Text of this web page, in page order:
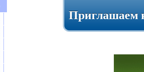
Приглашаем